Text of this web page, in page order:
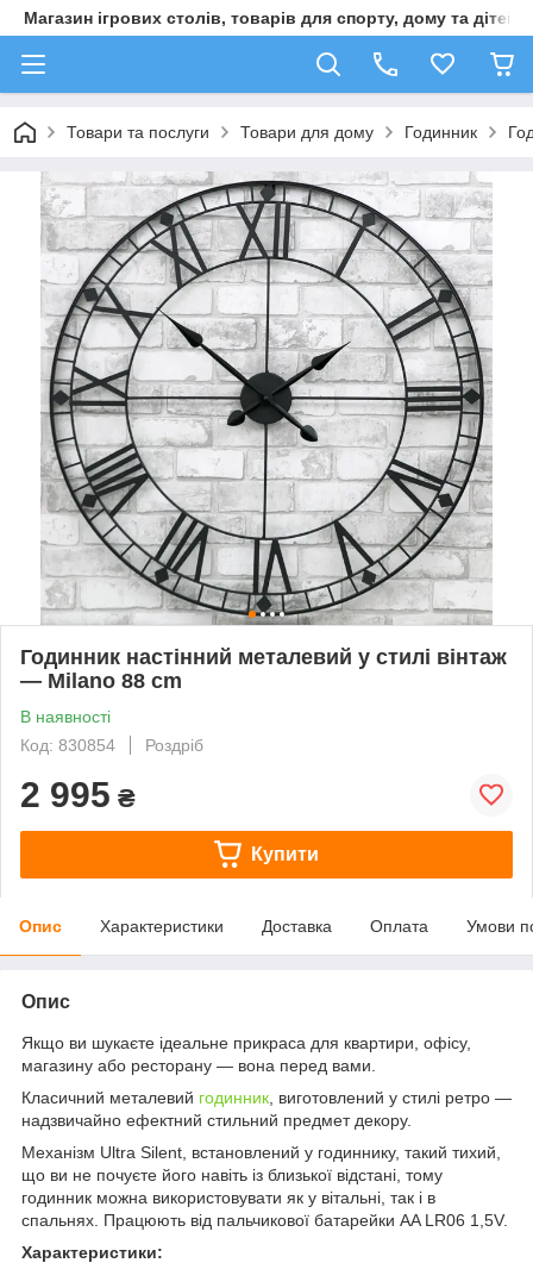
Магазин ігрових столів, товарів для спорту, дому та дітей
Товари та послуги Товари для дому Годинник
Годинник настінний металевий у стилі вінтаж
— Milano 88 cm
В наявності
Код: 830854
Роздріб
2 995 ₴
Купити
Опис Характеристики Доставка Оплата Умови
Опис
Якщо ви шукаєте ідеальне прикраса для квартири, офісу,
магазину або ресторану — вона перед вами.
Класичний металевий годинник , виготовлений у стилі ретро —
надзвичайно ефектний стильний предмет декору.
Механізм Ultra Silent, встановлений у годиннику, такий тихий,
що ви не почуєте його навіть із близької відстані, тому
годинник можна використовувати як у вітальні, так і в
спальнях. Працюють від пальчикової батарейки AA LR06 1,5V.
Характеристики: